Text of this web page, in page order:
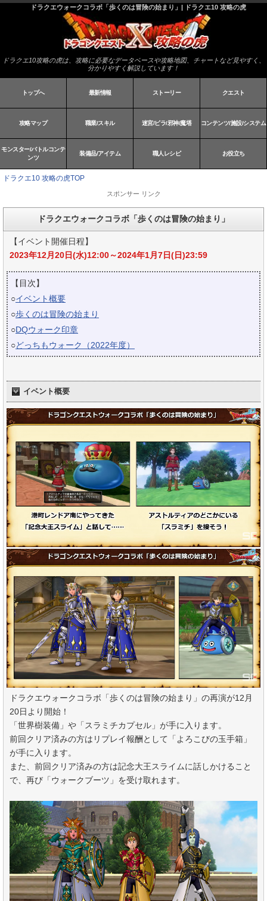
ドラクエウォークコラボ「歩くのは冒険の始まり」| ドラクエ10 攻略の虎
ドラクエ10攻略の虎は、攻略に必要なデータベースや攻略地図、チャートなど見やすく、
分かりやすく解説しています！
トップへ 最新情報 ストーリー クエスト
攻略マップ 職業/スキル 迷宮/ピラ/邪神/魔塔 コンテンツ/施設/システム
モンスター/バトルコンテ
ンツ
装備品/アイテム 職人レシピ お役立ち
ドラクエ10 攻略の虎TOP
スポンサー リンク
ドラクエウォークコラボ「歩くのは冒険の始まり」
【イベント開催日程】
2023年12月20日(水)12:00～2024年1月7日(日)23:59
【目次】
○イベント概要
○歩くのは冒険の始まり
○DQウォーク印章
○どっちもウォーク（2022年度）
イベント概要
ドラクエウォークコラボ「歩くのは冒険の始まり」の再演が12月
20日より開始！
「世界樹装備」や「スラミチカプセル」が手に入ります。
前回クリア済みの方はリプレイ報酬として「よろこびの玉手箱」
が手に入ります。
また、前回クリア済みの方は記念大王スライムに話しかけること
で、再び「ウォークブーツ」を受け取れます。